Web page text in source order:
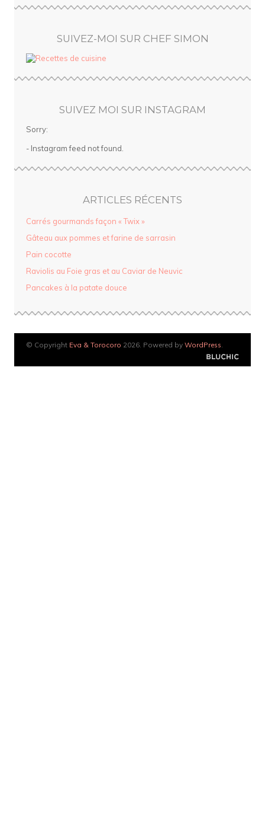
SUIVEZ-MOI SUR CHEF SIMON
SUIVEZ MOI SUR INSTAGRAM
Sorry:
- Instagram feed not found.
ARTICLES RÉCENTS
Carrés gourmands façon « Twix »
Gâteau aux pommes et farine de sarrasin
Pain cocotte
Raviolis au Foie gras et au Caviar de Neuvic
Pancakes à la patate douce
© Copyright Eva & Torocoro 2026. Powered by WordPress